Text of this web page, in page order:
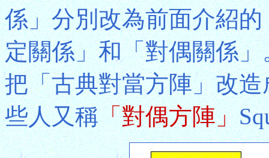
係」分別改為前面介紹
定關係」和「對偶關係
把「古典對當方陣」改
些人又稱「對偶方陣」